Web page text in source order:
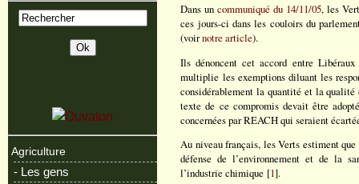
Agriculture
- Les gens
Dans uncommuniqué du 14/11/05, les
ces jours-ci dans les couloirs du
(voirnotre article).
Ils dénoncent cet accord entre
multiplie les exemptions diluant les
considérablement la quantité et la
texte de ce compromis devait être
concernées par REACH qui seraient
Au niveau français, les Verts estiment
défense de l’environnement et de la
l’industrie chimique [1].